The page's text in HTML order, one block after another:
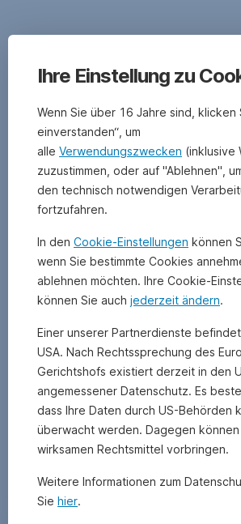
Zurück
Ihre Einstellung zu
Wenn Sie über 16 Jahre sind, klicken
einverstanden“, um
alle Verwendungszwecken (inklusive
zuzustimmen, oder auf "Ablehnen",
den technisch notwendigen
fortzufahren.
In den Cookie-Einstellungen können
wenn Sie bestimmte Cookies
ablehnen möchten. Ihre Cookie-
können Sie auch jederzeit ändern.
Einer unserer Partnerdienste
USA. Nach Rechtssprechung des
Gerichtshofs existiert derzeit in den
angemessener Datenschutz. Es
dass Ihre Daten durch US-Behörden
überwacht werden. Dagegen
wirksamen Rechtsmittel vorbringen.
Weitere Informationen zum
Sie hier.